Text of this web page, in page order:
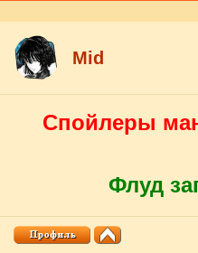
Mid
Спойлеры
Флуд